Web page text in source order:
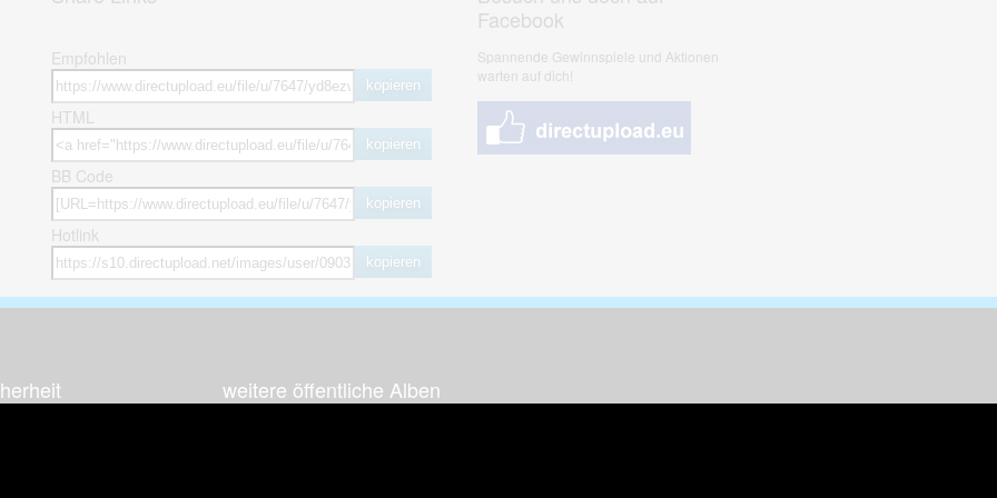
Empfohlen
kopieren
HTML
kopieren
BB Code
kopieren
Hotlink
kopieren
Facebook
Spannende Gewinnspiele und Aktionen
warten auf dich!
weitere öffentliche Alben